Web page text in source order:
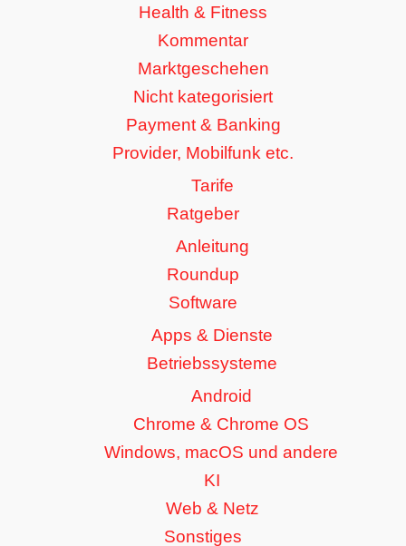
Health & Fitness
Kommentar
Marktgeschehen
Nicht kategorisiert
Payment & Banking
Provider, Mobilfunk etc.
Tarife
Ratgeber
Anleitung
Roundup
Software
Apps & Dienste
Betriebssysteme
Android
Chrome & Chrome OS
Windows, macOS und andere
KI
Web & Netz
Sonstiges